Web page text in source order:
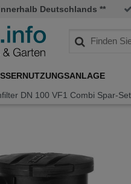
Deutschlands **
DN 100 VF1 Combi Spar-